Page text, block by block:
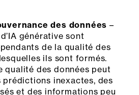
des données –
générative sont
de la qualité des
ils sont formés.
qualité des données peut
prédictions inexactes, des
et des informations peu